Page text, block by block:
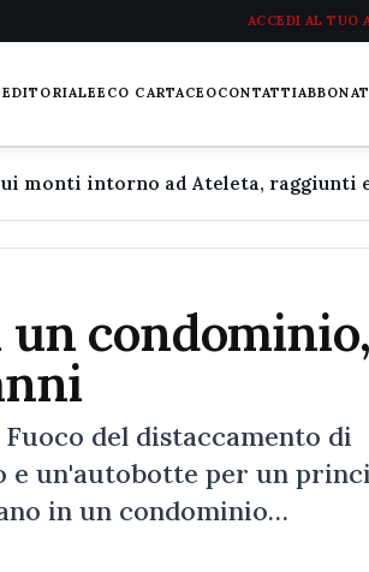
ACCEDI AL TUO
EDITORIALEECO CARTACEOCONTATTI
del distaccamento di
e un'autobotte per un
in un condominio…